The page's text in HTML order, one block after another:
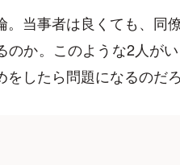
。当事者は良くても、同
のか。このような2人が
をしたら問題になるのだろ